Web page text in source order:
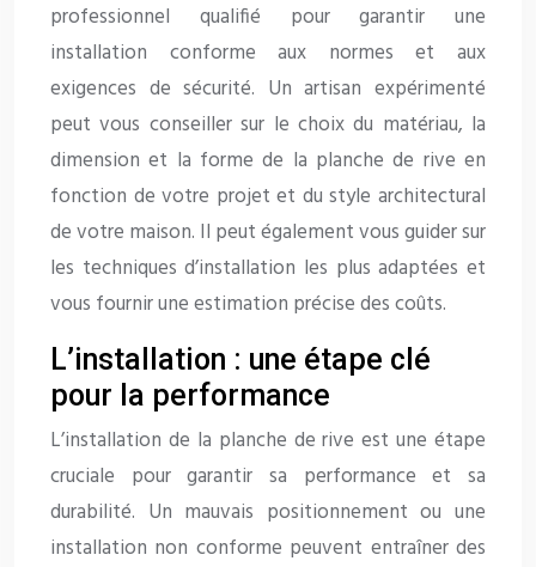
professionnel qualifié pour garantir une
installation conforme aux normes et aux
exigences de sécurité. Un artisan expérimenté
peut vous conseiller sur le choix du matériau, la
dimension et la forme de la planche de rive en
fonction de votre projet et du style architectural
de votre maison. Il peut également vous guider sur
les techniques d’installation les plus adaptées et
vous fournir une estimation précise des coûts.
L’installation : une étape clé
pour la performance
L’installation de la planche de rive est une étape
cruciale pour garantir sa performance et sa
durabilité. Un mauvais positionnement ou une
installation non conforme peuvent entraîner des